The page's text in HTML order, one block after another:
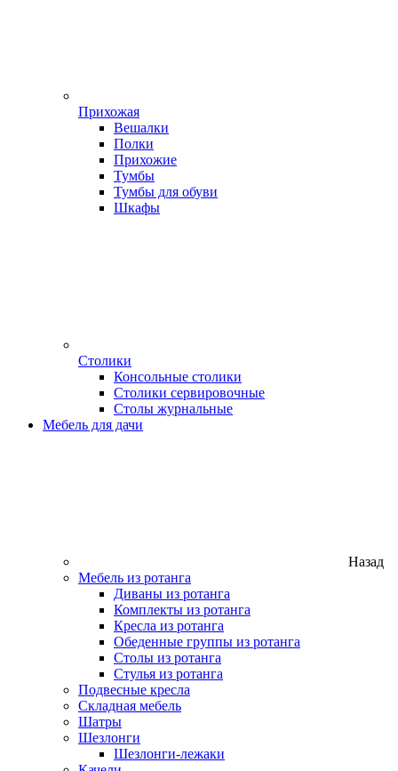
Прихожая
Вешалки
Полки
Прихожие
Тумбы
Тумбы для обуви
Шкафы
Столики
Консольные столики
Столики сервировочные
Столы журнальные
Мебель для дачи
Назад
Мебель из ротанга
Диваны из ротанга
Комплекты из ротанга
Кресла из ротанга
Обеденные группы из ротанга
Столы из ротанга
Стулья из ротанга
Подвесные кресла
Складная мебель
Шатры
Шезлонги
Шезлонги-лежаки